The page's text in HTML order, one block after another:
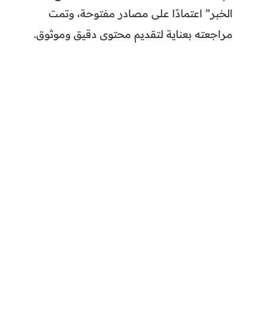
الخبر” اعتمادًا على مصادر مفتوحة، وتمت
مراجعته بعناية لتقديم محتوى دقيق وموثوق.